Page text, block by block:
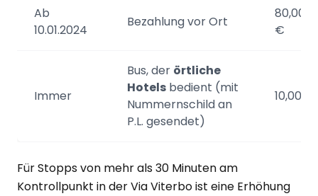
Ab
10.01.2024
Bezahlung vor Ort
80,00
€
Immer
Bus, der örtliche
Hotels bedient (mit
Nummernschild an
P.L. gesendet)
10,00 €
Für Stopps von mehr als 30 Minuten am
Kontrollpunkt in der Via Viterbo ist eine Erhöhung